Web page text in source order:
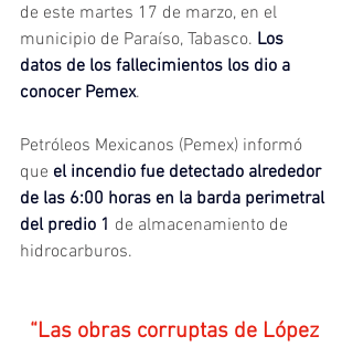
de este martes 17 de marzo, en el
municipio de Paraíso, Tabasco. Los
datos de los fallecimientos los dio a
conocer Pemex.
Petróleos Mexicanos (Pemex) informó
que el incendio fue detectado alrededor
de las 6:00 horas en la barda perimetral
del predio 1 de almacenamiento de
hidrocarburos.
“Las obras corruptas de López